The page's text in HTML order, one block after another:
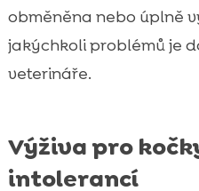
obměněna nebo úplně
jakýchkoli problémů je
veterináře.
Výživa pro
intolerancí